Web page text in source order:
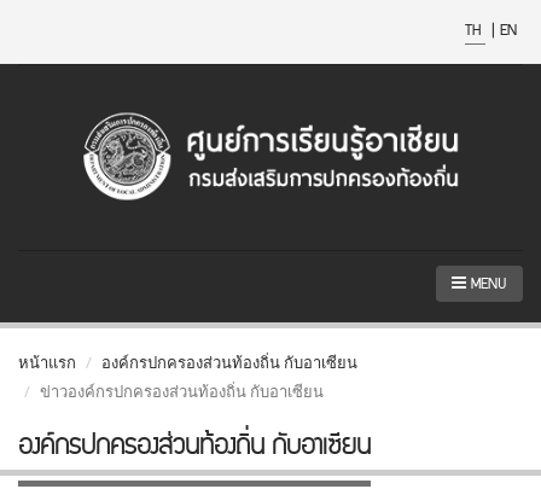
TH | EN
MENU
หน้าแรก
องค์กรปกครองส่วนท้องถิ่น กับอาเซียน
ข่าวองค์กรปกครองส่วนท้องถิ่น กับอาเซียน
องค์กรปกครองส่วนท้องถิ่น กับอาเซียน